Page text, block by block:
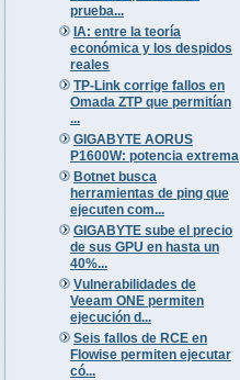
prueba...
IA: entre la teoría
económica y los despidos
reales
TP-Link corrige fallos en
Omada ZTP que permitían
...
GIGABYTE AORUS
P1600W: potencia extrema
Botnet busca
herramientas de ping que
ejecuten com...
GIGABYTE sube el precio
de sus GPU en hasta un
40%...
Vulnerabilidades de
Veeam ONE permiten
ejecución d...
Seis fallos de RCE en
Flowise permiten ejecutar
có...